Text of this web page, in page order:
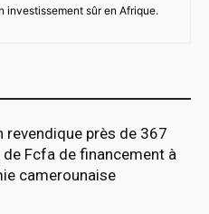
investissement sûr en Afrique.
revendique près de 367
Fcfa de financement à
camerounaise